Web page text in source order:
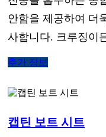
안함을 제공하여 더
사합니다. 크루징이
추가 정보
캡틴 보트 시트